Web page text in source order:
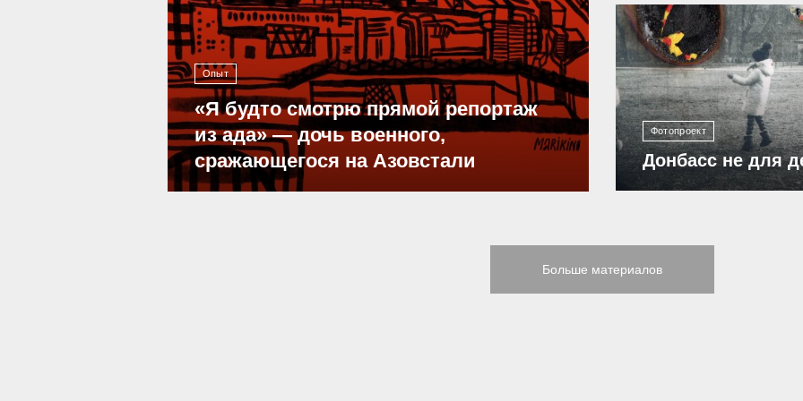
Опыт
«Я будто смотрю прямой репортаж
из ада» — дочь военного,
сражающегося на Азовстали
Фотопроект
Донбасс не для
12 305
Больше материалов